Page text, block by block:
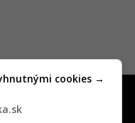
cookies →